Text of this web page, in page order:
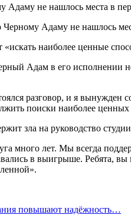
не нашлось места в
«искать наиболее ценные
Адам в его исполнении
разговор, и я вынужден
поиски наиболее
зла на руководство
много лет. Мы всегда
в выигрыше. Ребята,
повышают надёжность…